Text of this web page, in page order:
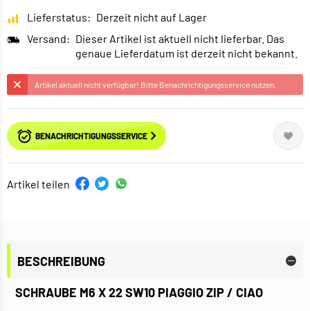
Lieferstatus: Derzeit nicht auf Lager
Versand: Dieser Artikel ist aktuell nicht lieferbar. Das
genaue Lieferdatum ist derzeit nicht bekannt.
Artikel aktuell nicht verfügbar! Bitte Benachrichtigungsservice nutzen.
BENACHRICHTIGUNGSSERVICE
Artikel teilen
BESCHREIBUNG
SCHRAUBE M6 X 22 SW10 PIAGGIO ZIP / CIAO